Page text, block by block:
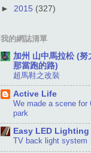
► 2015 (327)
我的網誌清單
加州 山中馬拉松 (努
那當跑的路)
超馬鞋之改裝
Active Life
We made a scene for
park
Easy LED Lighting
TV back light system